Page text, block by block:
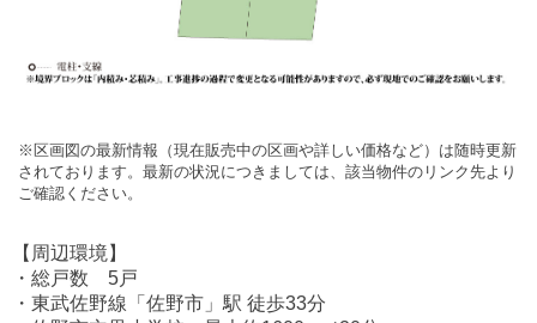
※区画図の最新情報（現在販売中の区画や詳しい価格など）は随時更新
されております。最新の状況につきましては、該当物件のリンク先より
ご確認ください。
【周辺環境】
・総戸数 5戸
・東武佐野線「佐野市」駅 徒歩33分